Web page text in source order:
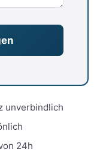
unverbindlich
24h